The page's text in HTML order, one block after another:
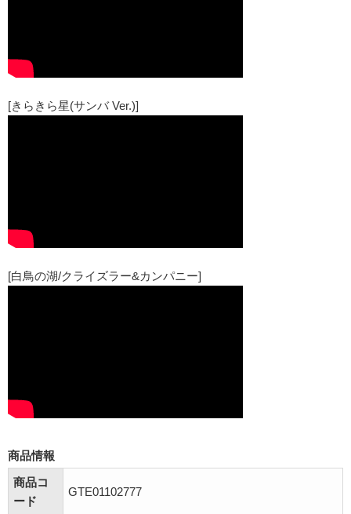
[きらきら星(サンバ Ver.)]
[白鳥の湖/クライズラー&カンパニー]
商品情報
商品コ
ード
GTE01102777